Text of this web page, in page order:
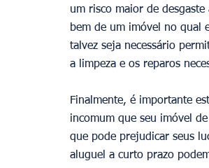
um risco maior de
bem de um imóvel no qual
talvez seja necessário
a limpeza e os reparos
Finalmente, é importante
incomum que seu imóvel
que pode prejudicar seus
aluguel a curto prazo